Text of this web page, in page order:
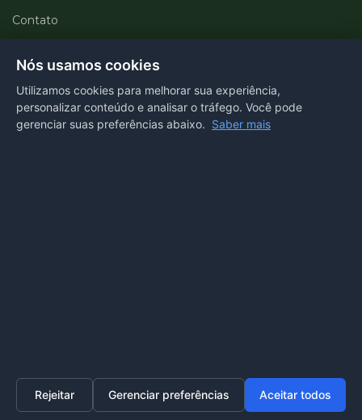
Home Transparência SIC Ouvidoria
Contato
Departamentos
Portal transparência
E-SIC
Nós usamos cookies
Utilizamos cookies para melhorar sua experiência,
personalizar conteúdo e analisar o tráfego. Você pode
gerenciar suas preferências abaixo. Saber mais
Rejeitar Gerenciar preferências Aceitar todos